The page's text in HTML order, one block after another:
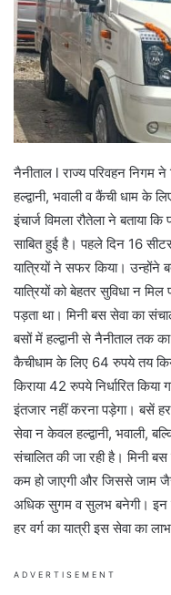
नैनीताल l राज्य परिवहन निगम
हल्द्वानी, भवाली व कैंची धाम के
इंचार्ज विमला रौतेला ने बताया
साबित हुई है। पहले दिन 16
यात्रियों ने सफर किया। उन्होंने
यात्रियों को बेहतर सुविधा न
पड़ता था। मिनी बस सेवा का
बसों में हल्द्वानी से नैनीताल तक
कैचीधाम के लिए 64 रुपये तय
किराया 42 रुपये निर्धारित
इंतजार नहीं करना पड़ेगा। बसें
सेवा न केवल हल्द्वानी, भवाली,
संचालित की जा रही है। मिनी
कम हो जाएगी और जिससे जाम
अधिक सुगम व सुलभ बनेगी। इन
हर वर्ग का यात्री इस सेवा का
ADVERTISEMENT